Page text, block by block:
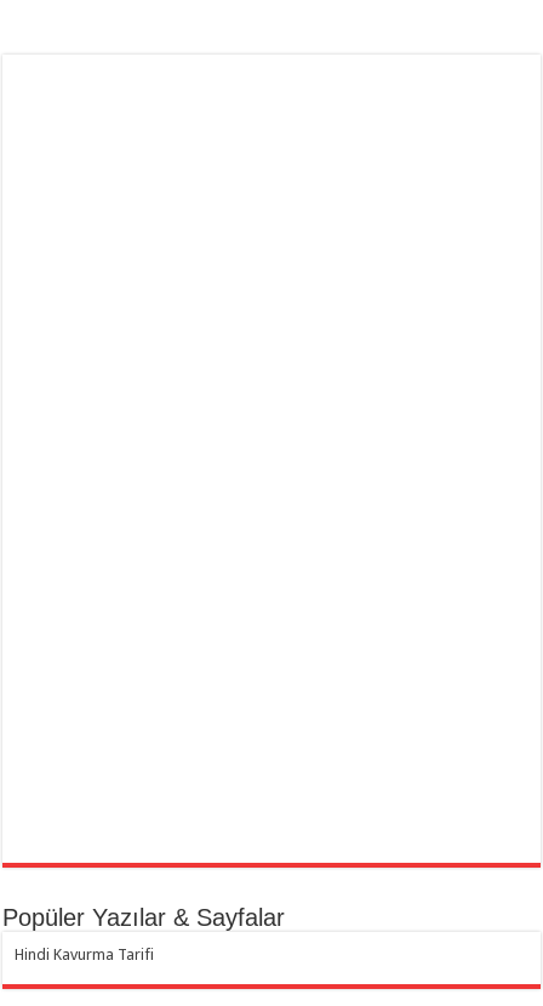
Popüler Yazılar & Sayfalar
Hindi Kavurma Tarifi